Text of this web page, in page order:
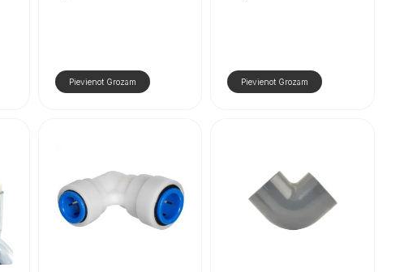
Pievienot Grozam Pievienot Grozam